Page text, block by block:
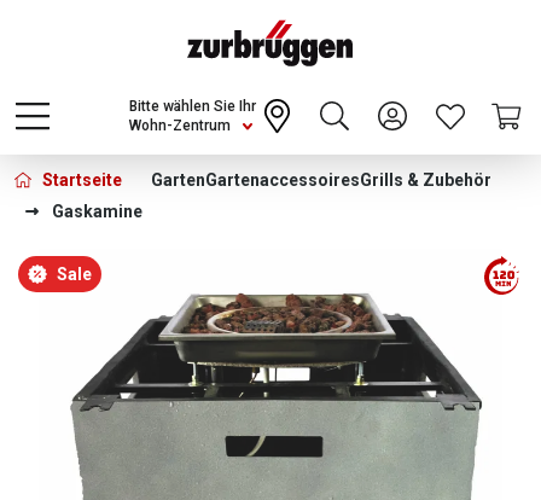
Choose a different country or region to see
content for your location and shop online
CONTINUE
Wohn-Zentrum
Bitte wählen Sie Ihr
Startseite GartenGartenaccessoiresGrills & Zubehör
Gaskamine
Bildergalerie überspringen
Sale